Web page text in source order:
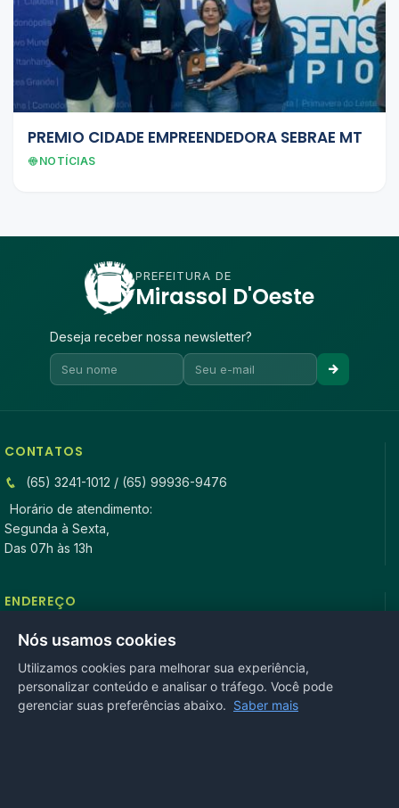
PREMIO CIDADE EMPREENDEDORA SEBRAE MT
NOTÍCIAS
PREFEITURA DE
Mirassol D'Oeste
Deseja receber nossa newsletter?
CONTATOS
(65) 3241-1012 / (65) 99936-9476
Horário de atendimento:
Segunda à Sexta,
Das 07h às 13h
ENDEREÇO
Rua Antonio Tavares, n° 3310, Centro CEP: 78.280-000 -
Mirassol D’Oeste, MT
REDES SOCIAIS
Nós usamos cookies
Utilizamos cookies para melhorar sua experiência,
personalizar conteúdo e analisar o tráfego. Você pode
gerenciar suas preferências abaixo. Saber mais